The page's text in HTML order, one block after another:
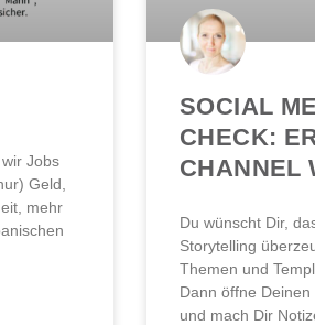
Jobs
Geld,
mehr
SOCIAL
CHECK:
CHANNEL
Du wünscht Dir,
Storytelling
Themen und
Dann öffne
und mach Dir